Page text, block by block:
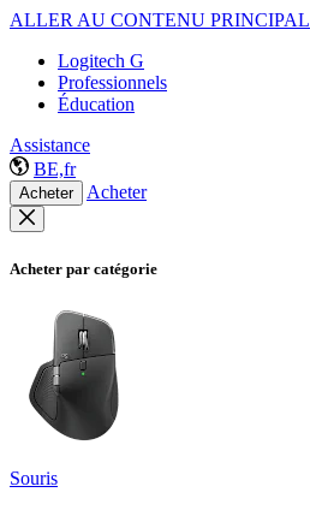
ALLER AU CONTENU PRINCIPAL
Logitech G
Professionnels
Éducation
Assistance
BE,fr
Acheter Acheter
Acheter par catégorie
Souris